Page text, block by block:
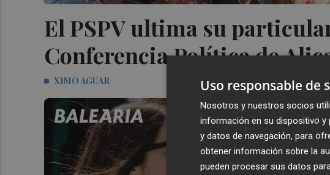
El PSPV ultima su
Conferencia Política de
XIMO AGUAR Uso responsable de
Nosotros y nuestros socios
información en su dispositivo y
y datos de navegación, para
obtener información sobre la
pueden procesar sus datos